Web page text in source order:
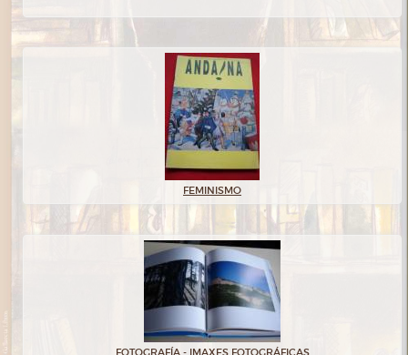
FEMINISMO
FOTOGRAFÍA - IMAXES FOTOGRÁFICAS